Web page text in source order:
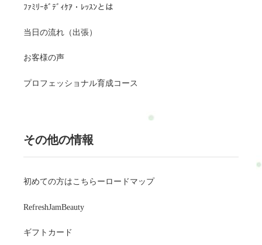
ﾌｧﾐﾘｰﾎﾞﾃﾞｨｹｱ・ﾚｯｽﾝとは
当日の流れ（出張）
お客様の声
プロフェッショナル育成コース
その他の情報
初めての方はこちらーロードマップ
RefreshJamBeauty
ギフトカード